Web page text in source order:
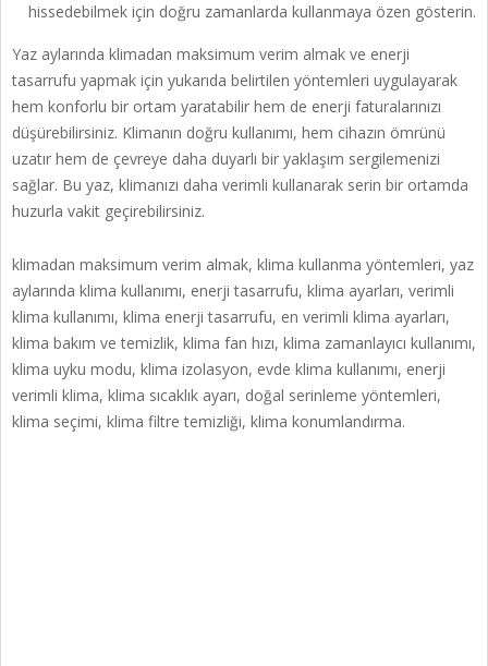
hissedebilmek için doğru zamanlarda kullanmaya özen gösterin.
Yaz aylarında klimadan maksimum verim almak ve enerji
tasarrufu yapmak için yukarıda belirtilen yöntemleri uygulayarak
hem konforlu bir ortam yaratabilir hem de enerji faturalarınızı
düşürebilirsiniz. Klimanın doğru kullanımı, hem cihazın ömrünü
uzatır hem de çevreye daha duyarlı bir yaklaşım sergilemenizi
sağlar. Bu yaz, klimanızı daha verimli kullanarak serin bir ortamda
huzurla vakit geçirebilirsiniz.
klimadan maksimum verim almak, klima kullanma yöntemleri, yaz
aylarında klima kullanımı, enerji tasarrufu, klima ayarları, verimli
klima kullanımı, klima enerji tasarrufu, en verimli klima ayarları,
klima bakım ve temizlik, klima fan hızı, klima zamanlayıcı kullanımı,
klima uyku modu, klima izolasyon, evde klima kullanımı, enerji
verimli klima, klima sıcaklık ayarı, doğal serinleme yöntemleri,
klima seçimi, klima filtre temizliği, klima konumlandırma.